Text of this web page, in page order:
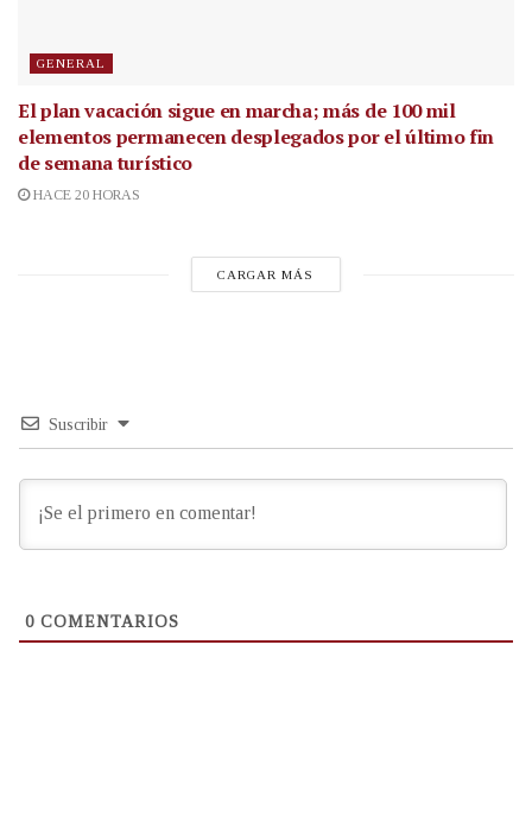
GENERAL
El plan vacación sigue en marcha; más de 100 mil
elementos permanecen desplegados por el último fin
de semana turístico
HACE 20 HORAS
CARGAR MÁS
Suscribir
0 COMENTARIOS